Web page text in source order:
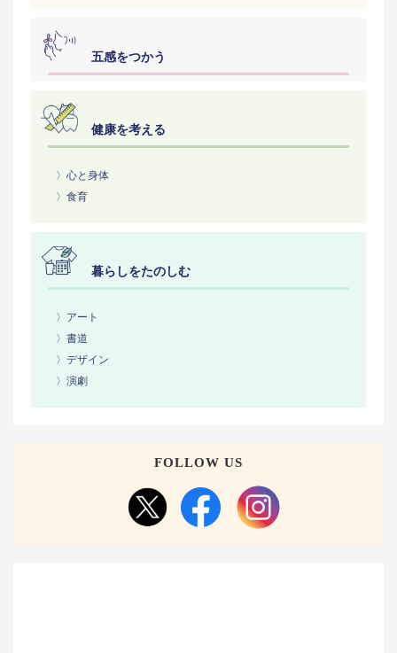
五感をつかう
健康を考える
〉心と身体
〉食育
暮らしをたのしむ
〉アート
〉書道
〉デザイン
〉演劇
FOLLOW US